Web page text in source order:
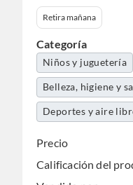
Retira mañana
Categoría
Niños y juguetería
Belleza, higiene y
Deportes y aire
Precio
Calificación del